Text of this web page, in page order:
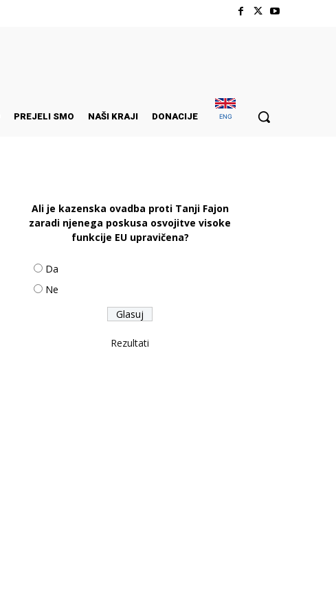
PREJELI SMO NAŠI KRAJI DONACIJE ENG
Ali je kazenska ovadba proti Tanji Fajon
zaradi njenega poskusa osvojitve visoke
funkcije EU upravičena?
Da
Ne
Rezultati